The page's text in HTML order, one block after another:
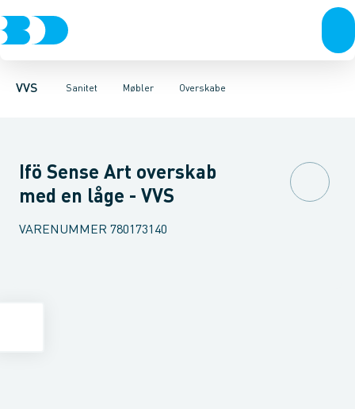
VVS Sanitet
Rør & fittingsPressfittings & rørKuglehaner & ventiler
Møbler
Toiletter, sæder og cisterner VaskeArmaturer
Overskabe
Møbelsæt & pakkerUnderskabeHøjskabe
Ifö Sense Art overskab
med en låge - VVS
VARENUMMER 780173140